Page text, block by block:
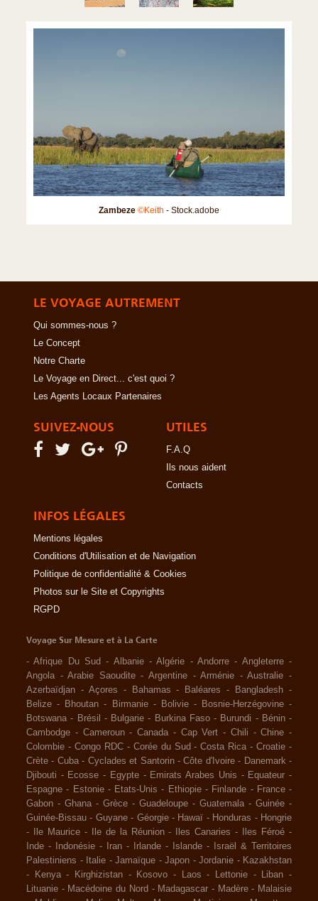
Zambeze ©Keith - Stock.adobe
LE VOYAGE AUTREMENT
Qui sommes-nous ?
Le Concept
Notre Charte
Le Voyage en Direct... c'est quoi ?
Les Agents Locaux Partenaires
SUIVEZ-NOUS UTILES
F.A.Q
Ils nous aident
Contacts
INFOS LÉGALES
Mentions légales
Conditions d'Utilisation et de Navigation
Politique de confidentialité & Cookies
Photos sur le Site et Copyrights
RGPD
Voyage Sur Mesure et à La Carte
-Afrique Du Sud - Albanie -Algérie -Andorre - Angleterre -
Angola -Arabie Saoudite -Argentine -Arménie -Australie -
Azerbaïdjan - Açores - Bahamas - Baléares - Bangladesh -
Belize - Bhoutan - Birmanie - Bolivie - Bosnie-Herzégovine -
Botswana - Brésil - Bulgarie - Burkina Faso - Burundi - Bénin -
Cambodge - Cameroun - Canada - Cap Vert - Chili -Chine -
Colombie - Congo RDC - Corée du Sud -Costa Rica -Croatie -
Crète - Cuba - Cyclades et Santorin -Côte d'Ivoire - Danemark -
Djibouti - Ecosse - Egypte - Emirats Arabes Unis - Equateur -
Espagne - Estonie - Etats-Unis - Ethiopie - Finlande - France -
Gabon - Ghana - Grèce - Guadeloupe - Guatemala - Guinée -
Guinée-Bissau - Guyane - Géorgie - Hawaï - Honduras - Hongrie
-
Ile Maurice - Ile de la Réunion - Iles Canaries - Iles Féroé -
Inde - Indonésie - Iran - Irlande - Islande -
Israël & Territoires
Palestiniens - Italie - Jamaïque - Japon - Jordanie - Kazakhstan
-
Kenya - Kirghizistan - Kosovo - Laos - Lettonie - Liban -
Lituanie - Macédoine du Nord - Madagascar - Madère - Malaisie